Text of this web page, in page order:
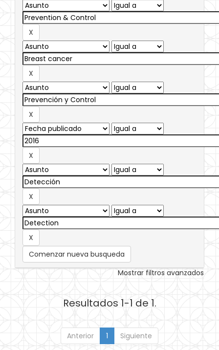
Comenzar nueva busqueda
Mostrar filtros avanzados
Resultados 1-1 de 1.
Anterior 1 Siguiente